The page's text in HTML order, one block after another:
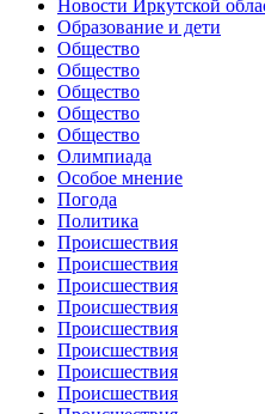
Новости Иркутской
Образование и дети
Общество
Общество
Общество
Общество
Общество
Олимпиада
Особое мнение
Погода
Политика
Происшествия
Происшествия
Происшествия
Происшествия
Происшествия
Происшествия
Происшествия
Происшествия